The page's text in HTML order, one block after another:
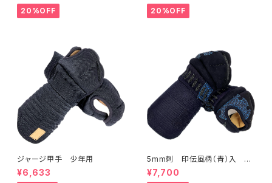
20%OFF 20%OFF
ジャージ甲手 少年用
¥6,633
5mm刺 印伝風柄（青）入 甲
手 一般用Lサイズ
¥7,700